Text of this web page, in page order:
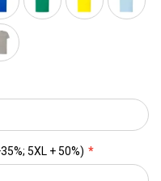
5XL + 50%)